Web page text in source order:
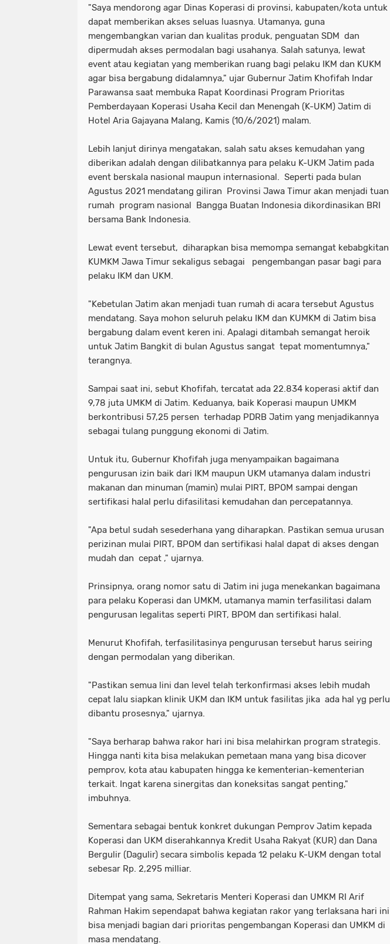
"Saya mendorong agar Dinas Koperasi di provinsi, kabupaten/kota untuk
dapat memberikan akses seluas luasnya. Utamanya, guna
mengembangkan varian dan kualitas produk, penguatan SDM dan
dipermudah akses permodalan bagi usahanya. Salah satunya, lewat
event atau kegiatan yang memberikan ruang bagi pelaku IKM dan KUKM
agar bisa bergabung didalamnya," ujar Gubernur Jatim Khofifah Indar
Parawansa saat membuka Rapat Koordinasi Program Prioritas
Pemberdayaan Koperasi Usaha Kecil dan Menengah (K-UKM) Jatim di
Hotel Aria Gajayana Malang, Kamis (10/6/2021) malam.
Lebih lanjut dirinya mengatakan, salah satu akses kemudahan yang
diberikan adalah dengan dilibatkannya para pelaku K-UKM Jatim pada
event berskala nasional maupun internasional. Seperti pada bulan
Agustus 2021 mendatang giliran Provinsi Jawa Timur akan menjadi tuan
rumah program nasional Bangga Buatan Indonesia dikordinasikan BRI
bersama Bank Indonesia.
Lewat event tersebut, diharapkan bisa memompa semangat kebabgkitan
KUMKM Jawa Timur sekaligus sebagai pengembangan pasar bagi para
pelaku IKM dan UKM.
"Kebetulan Jatim akan menjadi tuan rumah di acara tersebut Agustus
mendatang. Saya mohon seluruh pelaku IKM dan KUMKM di Jatim bisa
bergabung dalam event keren ini. Apalagi ditambah semangat heroik
untuk Jatim Bangkit di bulan Agustus sangat tepat momentumnya,"
terangnya.
Sampai saat ini, sebut Khofifah, tercatat ada 22.834 koperasi aktif dan
9,78 juta UMKM di Jatim. Keduanya, baik Koperasi maupun UMKM
berkontribusi 57,25 persen terhadap PDRB Jatim yang menjadikannya
sebagai tulang punggung ekonomi di Jatim.
Untuk itu, Gubernur Khofifah juga menyampaikan bagaimana
pengurusan izin baik dari IKM maupun UKM utamanya dalam industri
makanan dan minuman (mamin) mulai PIRT, BPOM sampai dengan
sertifikasi halal perlu difasilitasi kemudahan dan percepatannya.
"Apa betul sudah sesederhana yang diharapkan. Pastikan semua urusan
perizinan mulai PIRT, BPOM dan sertifikasi halal dapat di akses dengan
mudah dan cepat ," ujarnya.
Prinsipnya, orang nomor satu di Jatim ini juga menekankan bagaimana
para pelaku Koperasi dan UMKM, utamanya mamin terfasilitasi dalam
pengurusan legalitas seperti PIRT, BPOM dan sertifikasi halal.
Menurut Khofifah, terfasilitasinya pengurusan tersebut harus seiring
dengan permodalan yang diberikan.
"Pastikan semua lini dan level telah terkonfirmasi akses lebih mudah
cepat lalu siapkan klinik UKM dan IKM untuk fasilitas jika ada hal yg perlu
dibantu prosesnya," ujarnya.
"Saya berharap bahwa rakor hari ini bisa melahirkan program strategis.
Hingga nanti kita bisa melakukan pemetaan mana yang bisa dicover
pemprov, kota atau kabupaten hingga ke kementerian-kementerian
terkait. Ingat karena sinergitas dan koneksitas sangat penting,"
imbuhnya.
Sementara sebagai bentuk konkret dukungan Pemprov Jatim kepada
Koperasi dan UKM diserahkannya Kredit Usaha Rakyat (KUR) dan Dana
Bergulir (Dagulir) secara simbolis kepada 12 pelaku K-UKM dengan total
sebesar Rp. 2,295 milliar.
Ditempat yang sama, Sekretaris Menteri Koperasi dan UMKM RI Arif
Rahman Hakim sependapat bahwa kegiatan rakor yang terlaksana hari ini
bisa menjadi bagian dari prioritas pengembangan Koperasi dan UMKM di
masa mendatang.